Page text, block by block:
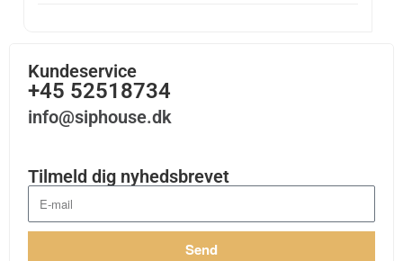
Kundeservice
+45 52518734
info@siphouse.dk
Tilmeld dig nyhedsbrevet
Send